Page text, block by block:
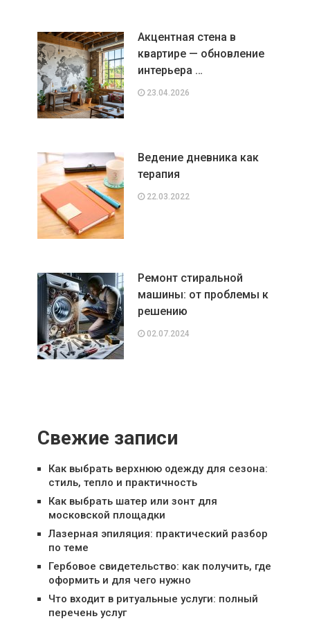
Акцентная стена в
квартире — обновление
интерьера …
23.04.2026
Ведение дневника как
терапия
22.03.2022
Ремонт стиральной
машины: от проблемы к
решению
02.07.2024
Свежие записи
Как выбрать верхнюю одежду для сезона:
стиль, тепло и практичность
Как выбрать шатер или зонт для
московской площадки
Лазерная эпиляция: практический разбор
по теме
Гербовое свидетельство: как получить, где
оформить и для чего нужно
Что входит в ритуальные услуги: полный
перечень услуг